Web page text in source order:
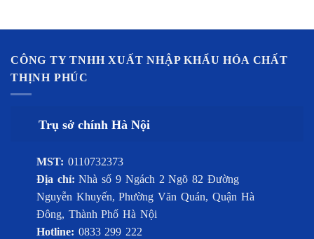
CÔNG TY TNHH XUẤT NHẬP KHẨU HÓA CHẤT
THỊNH PHÚC
Trụ sở chính Hà Nội
MST: 0110732373
Địa chỉ:Nhà số 9 Ngách 2 Ngõ 82 Đường
Nguyễn Khuyến, Phường Văn Quán, Quận Hà
Đông, Thành Phố Hà Nội
Hotline: 0833 299 222